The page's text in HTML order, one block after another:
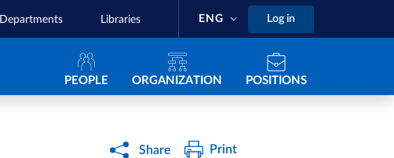
Departments Libraries ENG Log in
Navigazione principale
PEOPLE ORGANIZATION POSITIONS
Share Print